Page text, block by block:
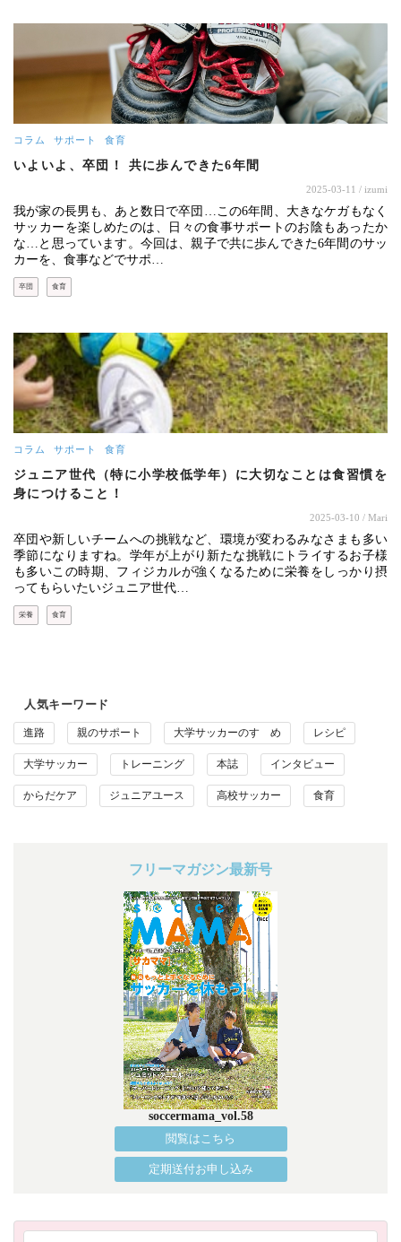
コラム サポート 食育
いよいよ、卒団！ 共に歩んできた6年間
2025-03-11 / izumi
我が家の長男も、あと数日で卒団…この6年間、大きなケガもなく
サッカーを楽しめたのは、日々の食事サポートのお陰もあったか
な…と思っています。今回は、親子で共に歩んできた6年間のサッ
カーを、食事などでサポ…
卒団 食育
コラム サポート 食育
ジュニア世代（特に小学校低学年）に大切なことは食習慣を
身につけること！
2025-03-10 / Mari
卒団や新しいチームへの挑戦など、環境が変わるみなさまも多い
季節になりますね。学年が上がり新たな挑戦にトライするお子様
も多いこの時期、フィジカルが強くなるために栄養をしっかり摂
ってもらいたいジュニア世代…
栄養 食育
人気キーワード
進路 親のサポート 大学サッカーのすゝめ レシピ
大学サッカー トレーニング 本誌 インタビュー
からだケア ジュニアユース 高校サッカー 食育
フリーマガジン最新号
soccermama_vol.58
閲覧はこちら
定期送付お申し込み